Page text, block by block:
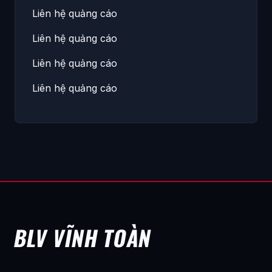
Liên hệ quảng cáo
Liên hệ quảng cáo
Liên hệ quảng cáo
Liên hệ quảng cáo
BLV VĨNH TOÀN